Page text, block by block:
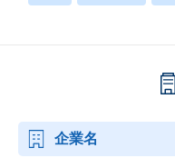
企業名